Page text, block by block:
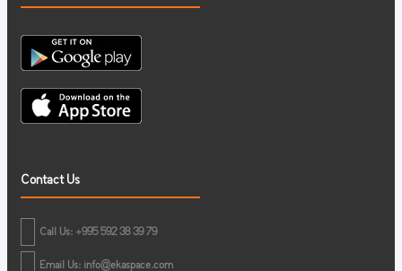
Contact Us
Call Us: +995 592 38 39 79
Email Us: info@ekaspace.com